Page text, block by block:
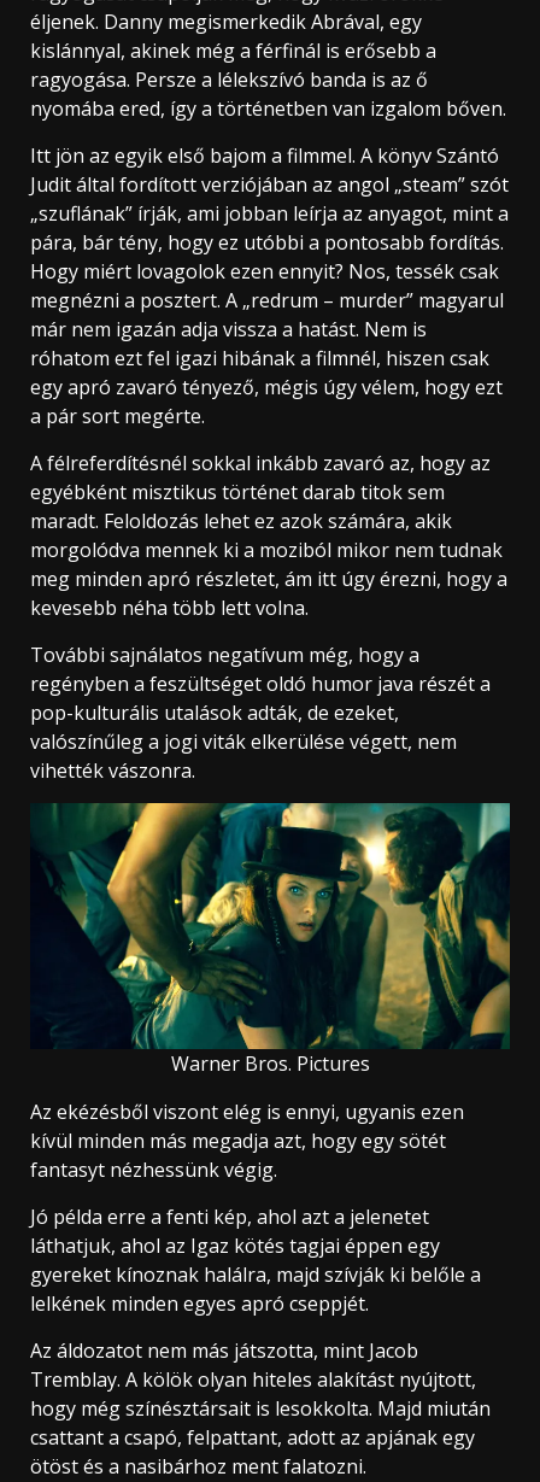
éljenek. Danny megismerkedik Abrával, egy
kislánnyal, akinek még a férfinál is erősebb a
ragyogása. Persze a lélekszívó banda is az ő
nyomába ered, így a történetben van izgalom bőven.
Itt jön az egyik első bajom a filmmel. A könyv Szántó
Judit által fordított verziójában az angol „steam” szót
„szuflának” írják, ami jobban leírja az anyagot, mint a
pára, bár tény, hogy ez utóbbi a pontosabb fordítás.
Hogy miért lovagolok ezen ennyit? Nos, tessék csak
megnézni a posztert. A „redrum – murder” magyarul
már nem igazán adja vissza a hatást. Nem is
róhatom ezt fel igazi hibának a filmnél, hiszen csak
egy apró zavaró tényező, mégis úgy vélem, hogy ezt
a pár sort megérte.
A félreferdítésnél sokkal inkább zavaró az, hogy az
egyébként misztikus történet darab titok sem
maradt. Feloldozás lehet ez azok számára, akik
morgolódva mennek ki a moziból mikor nem tudnak
meg minden apró részletet, ám itt úgy érezni, hogy a
kevesebb néha több lett volna.
További sajnálatos negatívum még, hogy a
regényben a feszültséget oldó humor java részét a
pop-kulturális utalások adták, de ezeket,
valószínűleg a jogi viták elkerülése végett, nem
vihették vászonra.
Warner Bros. Pictures
Az ekézésből viszont elég is ennyi, ugyanis ezen
kívül minden más megadja azt, hogy egy sötét
fantasyt nézhessünk végig.
Jó példa erre a fenti kép, ahol azt a jelenetet
láthatjuk, ahol az Igaz kötés tagjai éppen egy
gyereket kínoznak halálra, majd szívják ki belőle a
lelkének minden egyes apró cseppjét.
Az áldozatot nem más játszotta, mint Jacob
Tremblay. A kölök olyan hiteles alakítást nyújtott,
hogy még színésztársait is lesokkolta. Majd miután
csattant a csapó, felpattant, adott az apjának egy
ötöst és a nasibárhoz ment falatozni.